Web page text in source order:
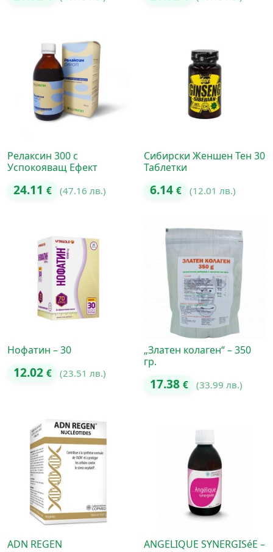
Релаксин 300 с
Успокояващ Ефект
24.11 € (47.16 лв.)
Сибирски Женшен Тен 30
Таблетки
6.14 € (12.01 лв.)
Нофатин – 30
12.02 € (23.51 лв.)
„Златен колаген“ – 350
гр.
17.38 € (33.99 лв.)
ADN REGEN
ANGELIQUE SYNERGISéE –